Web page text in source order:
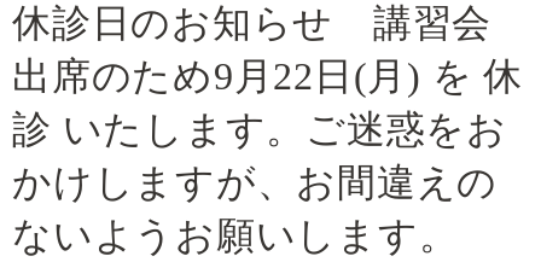
休診日のお知らせ 講習会
出席のため9月22日(月) を 休
診 いたします。ご迷惑をお
かけしますが、お間違えの
ないようお願いします。